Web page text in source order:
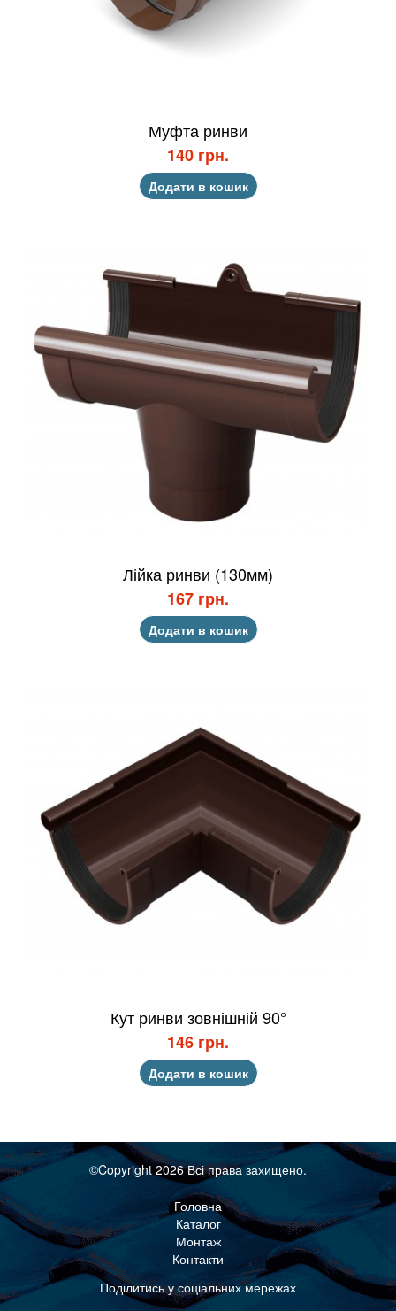
Муфта ринви
140 грн.
Додати в кошик
Лійка ринви (130мм)
167 грн.
Додати в кошик
Кут ринви зовнішній 90°
146 грн.
Додати в кошик
©Copyright 2026 Всі права захищено.
Головна
Каталог
Монтаж
Контакти
Поділитись у соціальних мережах